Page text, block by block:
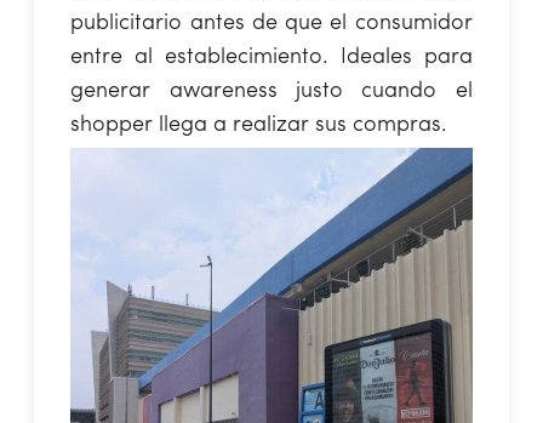
publicitario antes de que el consumidor
entre al establecimiento. Ideales para
generar awareness justo cuando el
shopper llega a realizar sus compras.